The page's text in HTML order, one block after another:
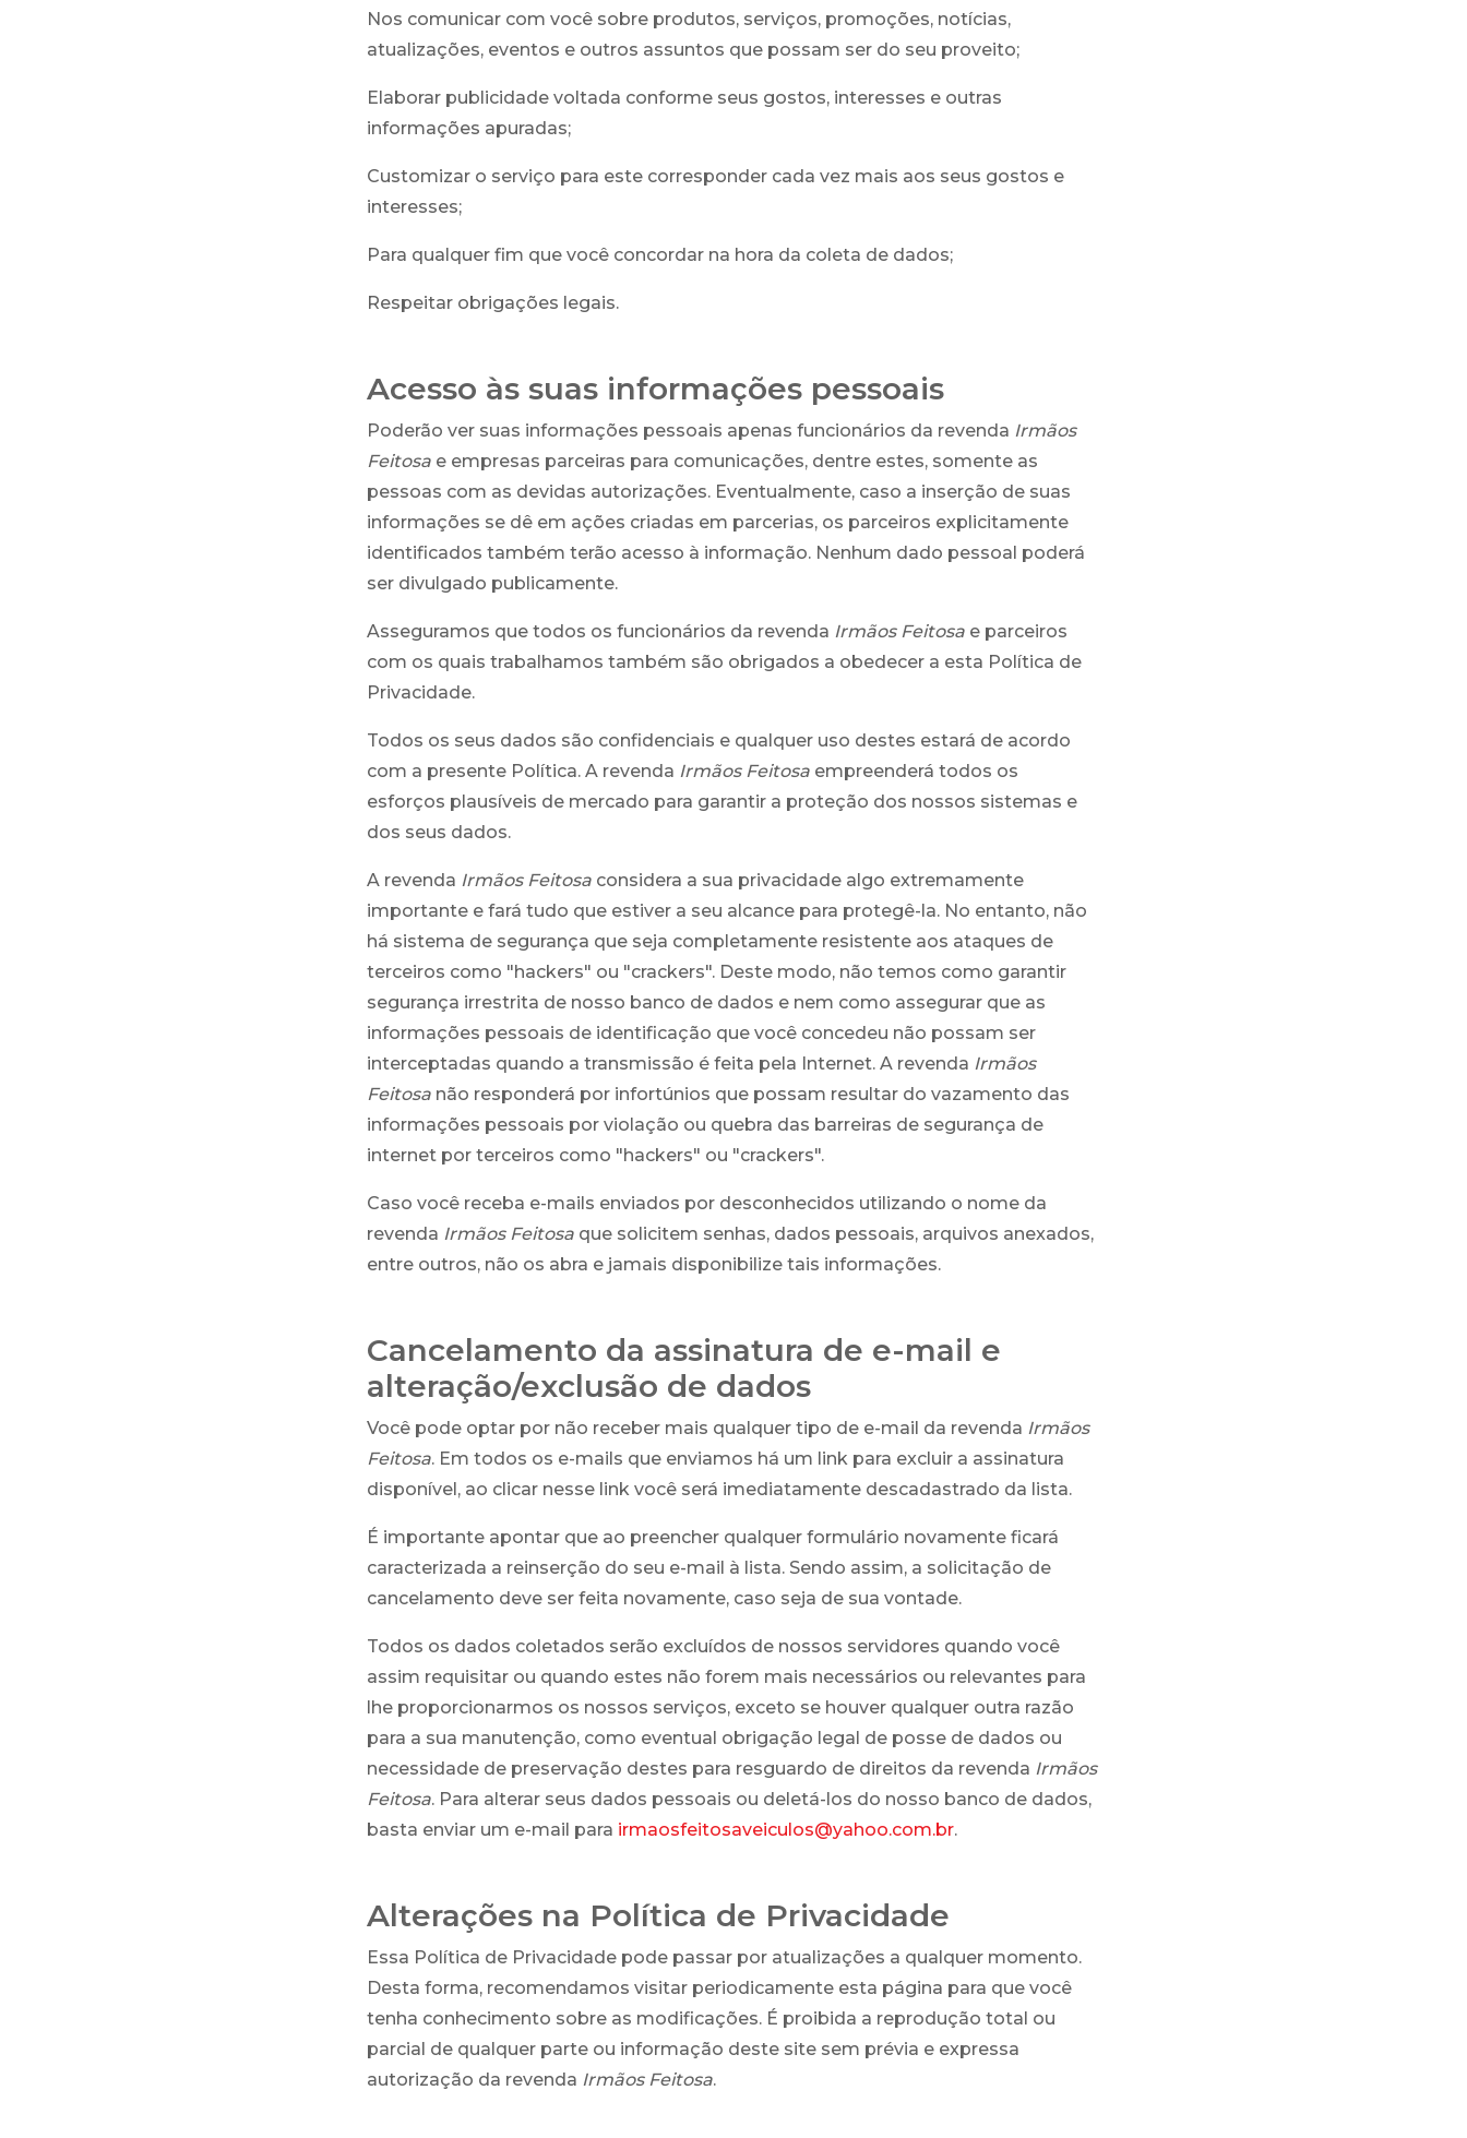
Nos comunicar com você sobre produtos, serviços, promoções, notícias,
atualizações, eventos e outros assuntos que possam ser do seu proveito;
Elaborar publicidade voltada conforme seus gostos, interesses e outras
informações apuradas;
Customizar o serviço para este corresponder cada vez mais aos seus gostos e
interesses;
Para qualquer fim que você concordar na hora da coleta de dados;
Respeitar obrigações legais.
Acesso às suas informações pessoais
Poderão ver suas informações pessoais apenas funcionários da revenda Irmãos
Feitosa e empresas parceiras para comunicações, dentre estes, somente as
pessoas com as devidas autorizações. Eventualmente, caso a inserção de suas
informações se dê em ações criadas em parcerias, os parceiros explicitamente
identificados também terão acesso à informação. Nenhum dado pessoal poderá
ser divulgado publicamente.
Asseguramos que todos os funcionários da revenda Irmãos Feitosa e parceiros
com os quais trabalhamos também são obrigados a obedecer a esta Política de
Privacidade.
Todos os seus dados são confidenciais e qualquer uso destes estará de acordo
com a presente Política. A revenda Irmãos Feitosa empreenderá todos os
esforços plausíveis de mercado para garantir a proteção dos nossos sistemas e
dos seus dados.
A revenda Irmãos Feitosa considera a sua privacidade algo extremamente
importante e fará tudo que estiver a seu alcance para protegê-la. No entanto, não
há sistema de segurança que seja completamente resistente aos ataques de
terceiros como "hackers" ou "crackers". Deste modo, não temos como garantir
segurança irrestrita de nosso banco de dados e nem como assegurar que as
informações pessoais de identificação que você concedeu não possam ser
interceptadas quando a transmissão é feita pela Internet. A revenda Irmãos
Feitosa não responderá por infortúnios que possam resultar do vazamento das
informações pessoais por violação ou quebra das barreiras de segurança de
internet por terceiros como "hackers" ou "crackers".
Caso você receba e-mails enviados por desconhecidos utilizando o nome da
revenda Irmãos Feitosa que solicitem senhas, dados pessoais, arquivos anexados,
entre outros, não os abra e jamais disponibilize tais informações.
Cancelamento da assinatura de e-mail e
alteração/exclusão de dados
Você pode optar por não receber mais qualquer tipo de e-mail da revenda Irmãos
Feitosa. Em todos os e-mails que enviamos há um link para excluir a assinatura
disponível, ao clicar nesse link você será imediatamente descadastrado da lista.
É importante apontar que ao preencher qualquer formulário novamente ficará
caracterizada a reinserção do seu e-mail à lista. Sendo assim, a solicitação de
cancelamento deve ser feita novamente, caso seja de sua vontade.
Todos os dados coletados serão excluídos de nossos servidores quando você
assim requisitar ou quando estes não forem mais necessários ou relevantes para
lhe proporcionarmos os nossos serviços, exceto se houver qualquer outra razão
para a sua manutenção, como eventual obrigação legal de posse de dados ou
necessidade de preservação destes para resguardo de direitos da revenda Irmãos
Feitosa. Para alterar seus dados pessoais ou deletá-los do nosso banco de dados,
basta enviar um e-mail para irmaosfeitosaveiculos@yahoo.com.br.
Alterações na Política de Privacidade
Essa Política de Privacidade pode passar por atualizações a qualquer momento.
Desta forma, recomendamos visitar periodicamente esta página para que você
tenha conhecimento sobre as modificações. É proibida a reprodução total ou
parcial de qualquer parte ou informação deste site sem prévia e expressa
autorização da revenda Irmãos Feitosa.